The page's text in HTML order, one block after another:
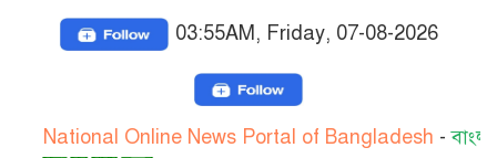
03:55AM, Friday, 07-08-2026
Online News Portal of Bangladesh-বাংলাদেশের